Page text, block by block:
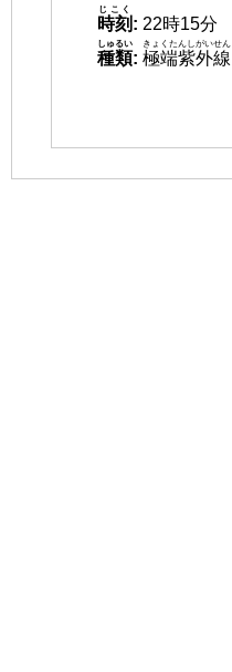
時刻
じこく
: 22時15分
種類
しゅるい
: 極端紫外線
きょくたんしがいせん